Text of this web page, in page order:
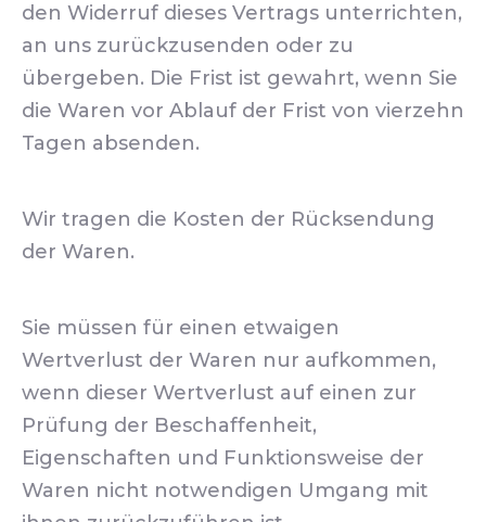
den Widerruf dieses Vertrags unterrichten,
an uns zurückzusenden oder zu
übergeben. Die Frist ist gewahrt, wenn Sie
die Waren vor Ablauf der Frist von vierzehn
Tagen absenden.
Wir tragen die Kosten der Rücksendung
der Waren.
Sie müssen für einen etwaigen
Wertverlust der Waren nur aufkommen,
wenn dieser Wertverlust auf einen zur
Prüfung der Beschaffenheit,
Eigenschaften und Funktionsweise der
Waren nicht notwendigen Umgang mit